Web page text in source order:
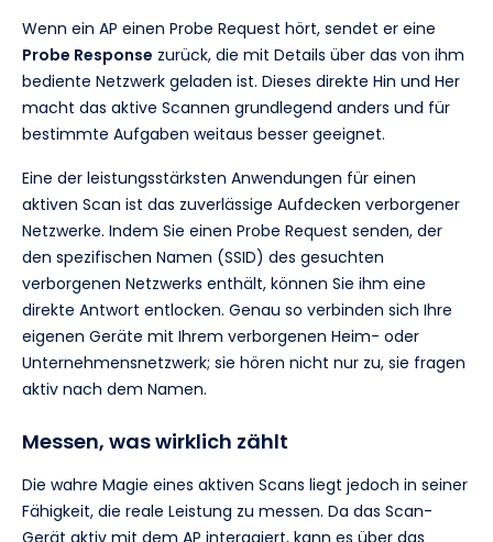
Wenn ein AP einen Probe Request hört, sendet er eine
Probe Response zurück, die mit Details über das von ihm
bediente Netzwerk geladen ist. Dieses direkte Hin und Her
macht das aktive Scannen grundlegend anders und für
bestimmte Aufgaben weitaus besser geeignet.
Eine der leistungsstärksten Anwendungen für einen
aktiven Scan ist das zuverlässige Aufdecken verborgener
Netzwerke. Indem Sie einen Probe Request senden, der
den spezifischen Namen (SSID) des gesuchten
verborgenen Netzwerks enthält, können Sie ihm eine
direkte Antwort entlocken. Genau so verbinden sich Ihre
eigenen Geräte mit Ihrem verborgenen Heim- oder
Unternehmensnetzwerk; sie hören nicht nur zu, sie fragen
aktiv nach dem Namen.
Messen, was wirklich zählt
Die wahre Magie eines aktiven Scans liegt jedoch in seiner
Fähigkeit, die reale Leistung zu messen. Da das Scan-
Gerät aktiv mit dem AP interagiert, kann es über das